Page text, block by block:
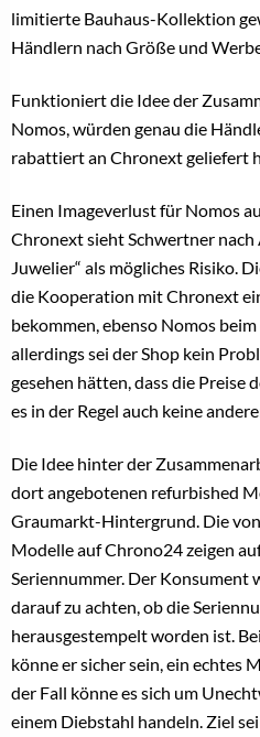
limitierte Bauhaus-Kollektion
Händlern nach Größe und
Funktioniert die Idee der
Nomos, würden genau die
rabattiert an Chronext geliefert
Einen Imageverlust für Nomos
Chronext sieht Schwertner
Juwelier“ als mögliches Risiko.
die Kooperation mit Chronext
bekommen, ebenso Nomos
allerdings sei der Shop kein
gesehen hätten, dass die Preise
es in der Regel auch keine
Die Idee hinter der
dort angebotenen refurbished
Graumarkt-Hintergrund. Die
Modelle auf Chrono24 zeigen
Seriennummer. Der Konsument
darauf zu achten, ob die
herausgestempelt worden ist.
könne er sicher sein, ein echtes
der Fall könne es sich um
einem Diebstahl handeln. Ziel